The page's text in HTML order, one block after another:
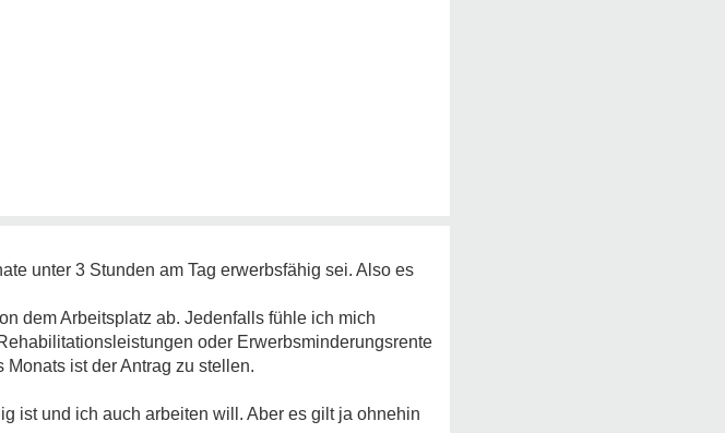
unter 3 Stunden am Tag erwerbsfähig sei. Also es
dem Arbeitsplatz ab. Jedenfalls fühle ich mich
oder Erwerbsminderungsrente
ist der Antrag zu stellen.
ist und ich auch arbeiten will. Aber es gilt ja ohnehin